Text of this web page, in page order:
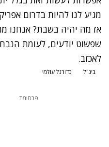
מגיע לנו להיות בדרום
אז מה יהיה בשבת? אנחנו
שפשוט יודעים, לעומת
לאכזב.
בינ"ל כדורגל עולמי
פרסומת